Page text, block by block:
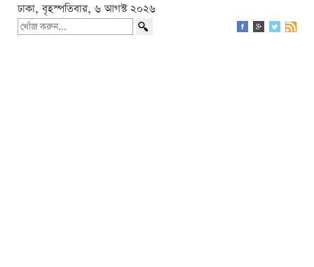
ঢাকা, বৃহস্পতিবার, ৬ আগস্ট ২০২৬